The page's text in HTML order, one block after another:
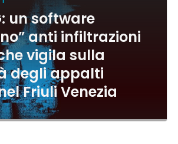
un software
anti infiltrazioni
vigila sulla
degli appalti
Friuli Venezia